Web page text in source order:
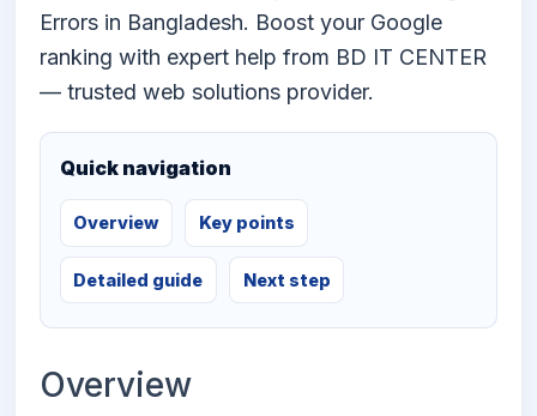
Errors in Bangladesh. Boost your Google
ranking with expert help from BD IT CENTER
— trusted web solutions provider.
Quick navigation
Overview Key points
Detailed guide Next step
Overview